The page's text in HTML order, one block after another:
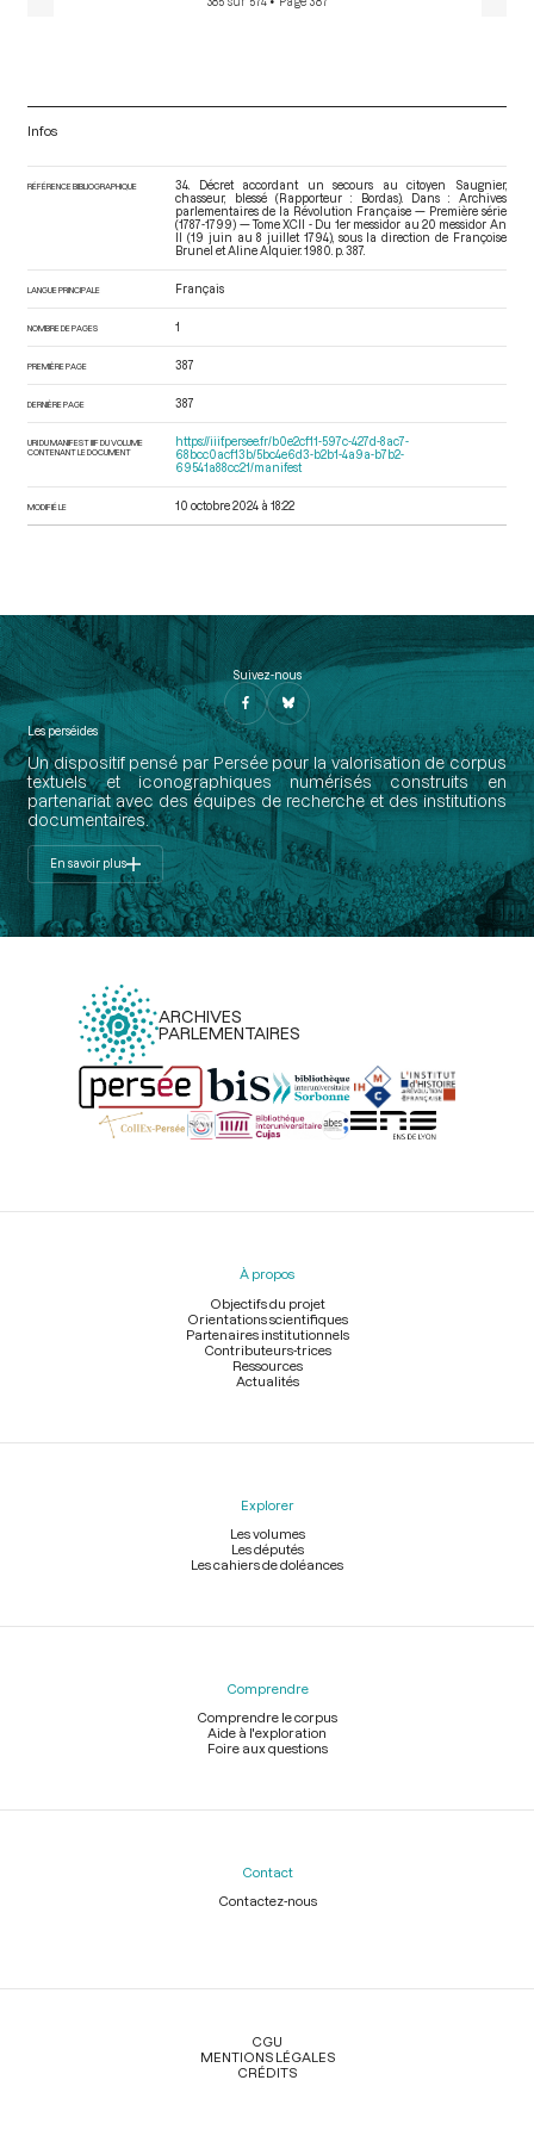
Infos
RÉFÉRENCE BIBLIOGRAPHIQUE
34. Décret accordant un secours au citoyen Saugnier,
chasseur, blessé (Rapporteur : Bordas). Dans : Archives
parlementaires de la Révolution Française — Première série
(1787-1799) — Tome XCII - Du 1er messidor au 20 messidor An
II (19 juin au 8 juillet 1794), sous la direction de Françoise
Brunel et Aline Alquier. 1980. p. 387.
LANGUE PRINCIPALE Français
NOMBRE DE PAGES 1
PREMIÈRE PAGE 387
DERNIÈRE PAGE 387
URI DU MANIFEST IIIF DU VOLUME
CONTENANT LE DOCUMENT
https://iiif.persee.fr/b0e2cf11-597c-427d-8ac7-
68bcc0acf13b/5bc4e6d3-b2b1-4a9a-b7b2-
69541a88cc21/manifest
MODIFIÉ LE 10 octobre 2024 à 18:22
Suivez-nous
Les perséides
Un dispositif pensé par Persée pour la valorisation de corpus
textuels et iconographiques numérisés construits en
partenariat avec des équipes de recherche et des institutions
documentaires.
En savoir plus
ARCHIVES
PARLEMENTAIRES
Menu
À propos
Objectifs du projet
Orientations scientifiques
Partenaires institutionnels
Contributeurs-trices
Ressources
Actualités
Explorer
Les volumes
Les députés
Les cahiers de doléances
Comprendre
Comprendre le corpus
Aide à l'exploration
Foire aux questions
Contact
Contactez-nous
Légal
CGU
MENTIONS LÉGALES
CRÉDITS